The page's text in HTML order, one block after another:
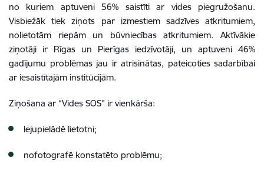
no kuriem aptuveni 56% saistīti ar vides piegružošanu.
Visbiežāk tiek ziņots par izmestiem sadzīves atkritumiem,
nolietotām riepām un būvniecības atkritumiem. Aktīvākie
ziņotāji ir Rīgas un Pierīgas iedzīvotāji, un aptuveni 46%
gadījumu problēmas jau ir atrisinātas, pateicoties sadarbībai
ar iesaistītajām institūcijām.
Ziņošana ar “Vides SOS” ir vienkārša:
lejupielādē lietotni;
nofotografē konstatēto problēmu;